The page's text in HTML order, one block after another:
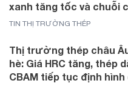
xanh tăng tốc và chuỗi
TIN THỊ TRƯỜNG THÉP
Thị trường thép châu
hè: Giá HRC tăng, thép
CBAM tiếp tục định